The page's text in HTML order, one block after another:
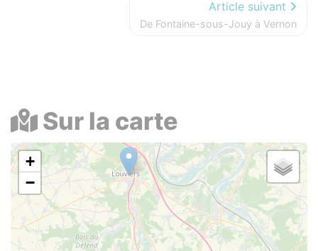
Article suivant
De Fontaine-sous-Jouy à Vernon
Sur la carte
+
−